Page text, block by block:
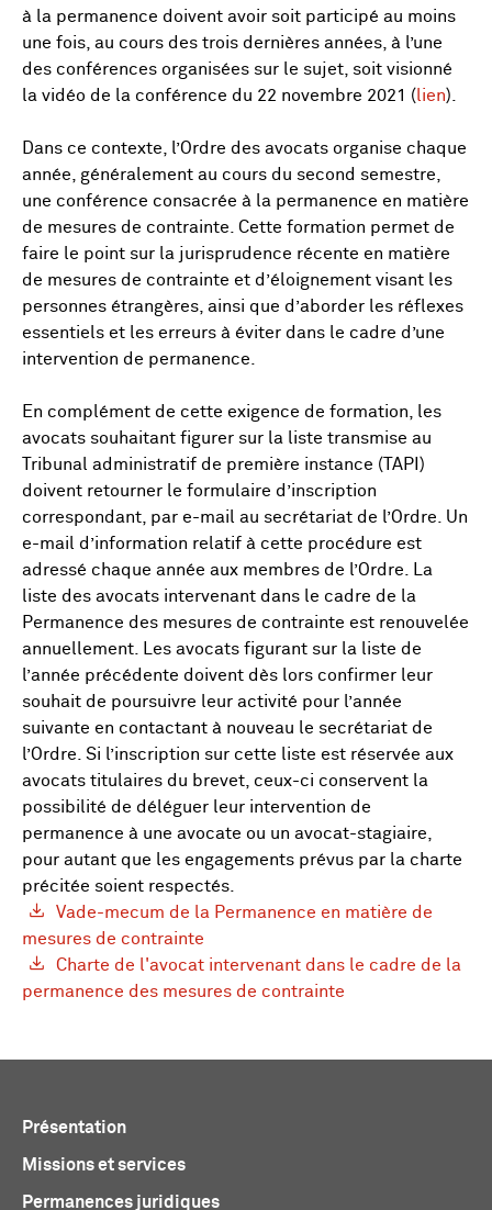
à la permanence doivent avoir soit participé au moins
une fois, au cours des trois dernières années, à l’une
des conférences organisées sur le sujet, soit visionné
la vidéo de la conférence du 22 novembre 2021 ( lien).
Dans ce contexte, l’Ordre des avocats organise chaque
année, généralement au cours du second semestre,
une conférence consacrée à la permanence en matière
de mesures de contrainte. Cette formation permet de
faire le point sur la jurisprudence récente en matière
de mesures de contrainte et d’éloignement visant les
personnes étrangères, ainsi que d’aborder les réflexes
essentiels et les erreurs à éviter dans le cadre d’une
intervention de permanence.
En complément de cette exigence de formation, les
avocats souhaitant figurer sur la liste transmise au
Tribunal administratif de première instance (TAPI)
doivent retourner le formulaire d’inscription
correspondant, par e-mail au secrétariat de l’Ordre. Un
e-mail d’information relatif à cette procédure est
adressé chaque année aux membres de l’Ordre. La
liste des avocats intervenant dans le cadre de la
Permanence des mesures de contrainte est renouvelée
annuellement. Les avocats figurant sur la liste de
l’année précédente doivent dès lors confirmer leur
souhait de poursuivre leur activité pour l’année
suivante en contactant à nouveau le secrétariat de
l’Ordre. Si l’inscription sur cette liste est réservée aux
avocats titulaires du brevet, ceux-ci conservent la
possibilité de déléguer leur intervention de
permanence à une avocate ou un avocat-stagiaire,
pour autant que les engagements prévus par la charte
précitée soient respectés.
Vade-mecum de la Permanence en matière de
mesures de contrainte
Charte de l'avocat intervenant dans le cadre de la
permanence des mesures de contrainte
Présentation
Missions et services
Permanences juridiques